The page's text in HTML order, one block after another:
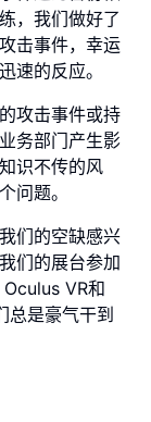
，我们做好了
击事件，幸运
速的反应。
攻击事件或持
务部门产生影
识不传的风
问题。
们的空缺感兴
们的展台参加
VR和
是豪气干到